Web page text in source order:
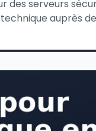
des serveurs
auprès de